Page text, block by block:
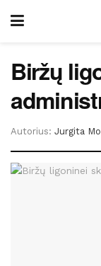
Biržų
Autorius: Jurgita